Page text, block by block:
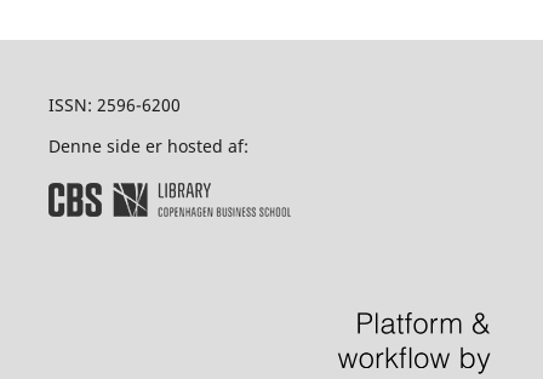
ISSN: 2596-6200
Denne side er hosted af: